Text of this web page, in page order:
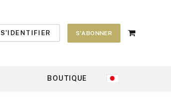
S'IDENTIFIER S'ABONNER
Shopping
BOUTIQUE